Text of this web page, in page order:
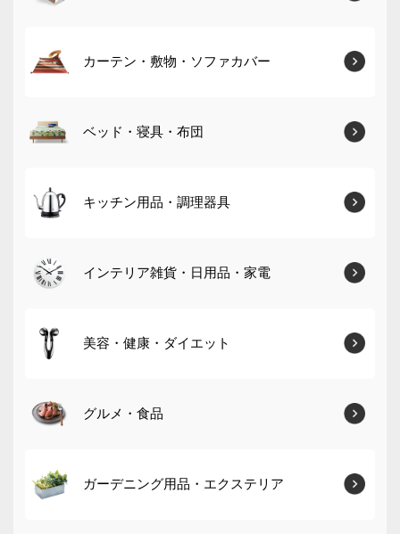
カーテン・敷物・ソファカバー
ベッド・寝具・布団
キッチン用品・調理器具
インテリア雑貨・日用品・家電
美容・健康・ダイエット
グルメ・食品
ガーデニング用品・エクステリア